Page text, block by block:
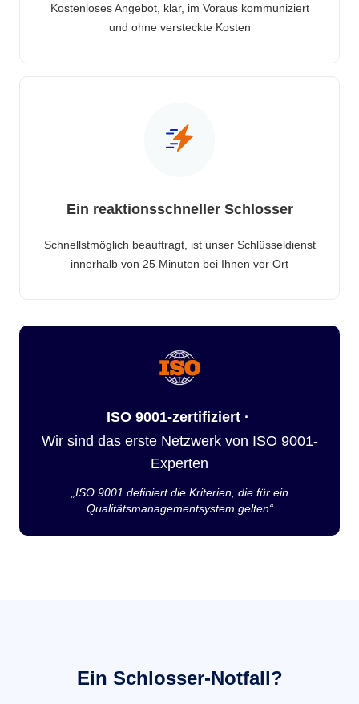
Kostenloses Angebot, klar, im Voraus kommuniziert
und ohne versteckte Kosten
Ein reaktionsschneller Schlosser
Schnellstmöglich beauftragt, ist unser Schlüsseldienst
innerhalb von 25 Minuten bei Ihnen vor Ort
ISO 9001-zertifiziert ·
Wir sind das erste Netzwerk von ISO 9001-
Experten
„ISO 9001 definiert die Kriterien, die für ein
Qualitätsmanagementsystem gelten“
Ein Schlosser-Notfall?